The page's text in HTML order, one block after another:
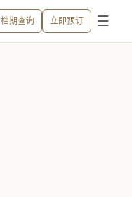
档期查询 立即预订 ☰